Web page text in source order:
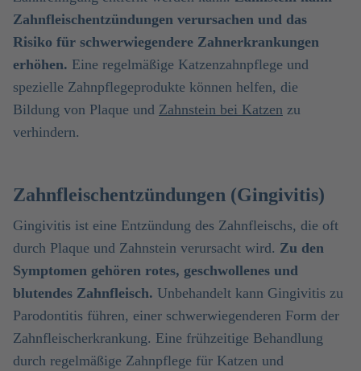
Zahnfleischentzündungen verursachen und das
Risiko für schwerwiegendere Zahnerkrankungen
erhöhen. Eine regelmäßige Katzenzahnpflege und
spezielle Zahnpflegeprodukte können helfen, die
Bildung von Plaque und Zahnstein bei Katzen zu
verhindern.
Zahnfleischentzündungen (Gingivitis)
Gingivitis ist eine Entzündung des Zahnfleischs, die oft
durch Plaque und Zahnstein verursacht wird. Zu den
Symptomen gehören rotes, geschwollenes und
blutendes Zahnfleisch. Unbehandelt kann Gingivitis zu
Parodontitis führen, einer schwerwiegenderen Form der
Zahnfleischerkrankung. Eine frühzeitige Behandlung
durch regelmäßige Zahnpflege für Katzen und